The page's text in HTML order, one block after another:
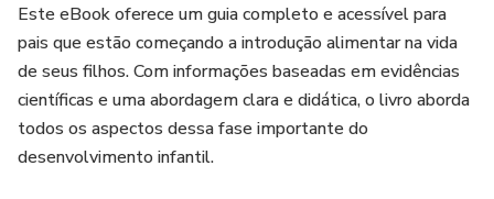
Este eBook oferece um guia completo e acessível para
pais que estão começando a introdução alimentar na vida
de seus filhos. Com informações baseadas em evidências
científicas e uma abordagem clara e didática, o livro aborda
todos os aspectos dessa fase importante do
desenvolvimento infantil.